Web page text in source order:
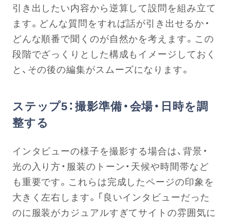
引き出したい内容から逆算して設問を組み立て
ます。どんな質問をすれば話が引き出せるか・
どんな順番で聞くのが自然かを考えます。この
段階でざっくりとした構成もイメージしておく
と、その後の編集がスムーズになります。
ステップ5：撮影準備・会場・日時を調
整する
インタビューの様子を撮影する場合は、背景・
光の入り方・服装のトーン・天候や時間帯など
も重要です。これらは完成したページの印象を
大きく左右します。「良いインタビューだった
のに服装がカジュアルすぎてサイトの雰囲気に